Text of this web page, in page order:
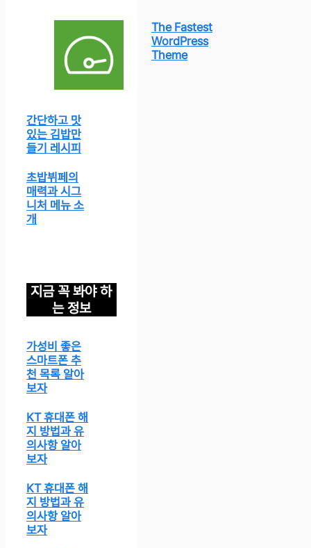
The Fastest
WordPress
Theme
간단하고 맛
있는 김밥만
들기 레시피
초밥뷔페의
매력과 시그
니처 메뉴 소
개
지금 꼭 봐야 하
는 정보
가성비 좋은
스마트폰 추
천 목록 알아
보자
KT 휴대폰 해
지 방법과 유
의사항 알아
보자
KT 휴대폰 해
지 방법과 유
의사항 알아
보자